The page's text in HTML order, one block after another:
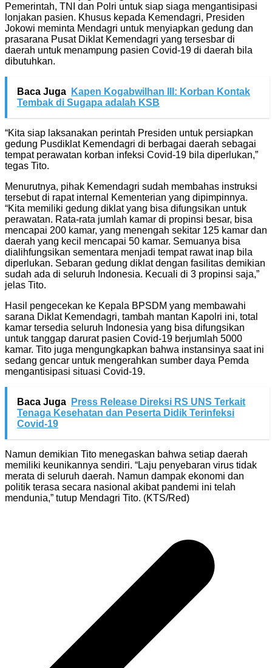
Pemerintah, TNI dan Polri untuk siap siaga mengantisipasi
lonjakan pasien. Khusus kepada Kemendagri, Presiden
Jokowi meminta Mendagri untuk menyiapkan gedung dan
prasarana Pusat Diklat Kemendagri yang tersesbar di
daerah untuk menampung pasien Covid-19 di daerah bila
dibutuhkan.
Baca Juga
Kapen Kogabwilhan III: Korban Kontak
Tembak di Sugapa adalah KSB
“Kita siap laksanakan perintah Presiden untuk persiapkan
gedung Pusdiklat Kemendagri di berbagai daerah sebagai
tempat perawatan korban infeksi Covid-19 bila diperlukan,”
tegas Tito.
Menurutnya, pihak Kemendagri sudah membahas instruksi
tersebut di rapat internal Kementerian yang dipimpinnya.
“Kita memiliki gedung diklat yang bisa difungsikan untuk
perawatan. Rata-rata jumlah kamar di propinsi besar, bisa
mencapai 200 kamar, yang menengah sekitar 125 kamar dan
daerah yang kecil mencapai 50 kamar. Semuanya bisa
dialihfungsikan sementara menjadi tempat rawat inap bila
diperlukan. Sebaran gedung diklat dengan fasilitas demikian
sudah ada di seluruh Indonesia. Kecuali di 3 propinsi saja,”
jelas Tito.
Hasil pengecekan ke Kepala BPSDM yang membawahi
sarana Diklat Kemendagri, tambah mantan Kapolri ini, total
kamar tersedia seluruh Indonesia yang bisa difungsikan
untuk tanggap darurat pasien Covid-19 berjumlah 5000
kamar. Tito juga mengungkapkan bahwa instansinya saat ini
sedang gencar untuk mengerahkan sumber daya Pemda
mengantisipasi situasi Covid-19.
Baca Juga
Press Release Direksi RS UNS Terkait
Tenaga Kesehatan dan Peserta Didik Terinfeksi
Covid-19
Namun demikian Tito menegaskan bahwa setiap daerah
memiliki keunikannya sendiri. “Laju penyebaran virus tidak
merata di seluruh daerah. Namun dampak ekonomi dan
politik terasa secara nasional akibat pandemi ini telah
mendunia,” tutup Mendagri Tito. (KTS/Red)